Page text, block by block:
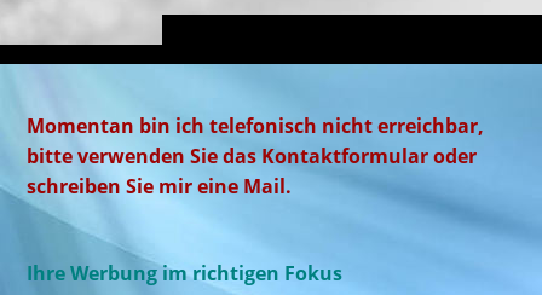
Momentan bin ich telefonisch nicht erreichbar,
bitte verwenden Sie das Kontaktformular oder
schreiben Sie mir eine Mail.
Ihre Werbung im richtigen Fokus